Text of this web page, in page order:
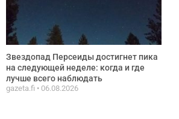
Звездопад Персеиды достигнет пика
на следующей неделе: когда и где
лучше всего наблюдать
gazeta.fi 06.08.2026